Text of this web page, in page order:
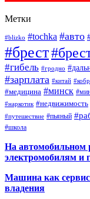
Метки
#blizko #tochka #авто
#брест
#гибель #гродно
#зарплата #китай
#медицина #минск
#наркотик #недвижимость
#путешествие #пьяный
#школа
На автомобильном
электромобилям и
Машина как
владения